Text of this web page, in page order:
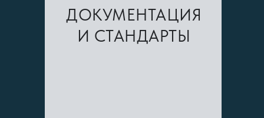
ДОКУМЕНТАЦИЯ
И СТАНДАРТЫ